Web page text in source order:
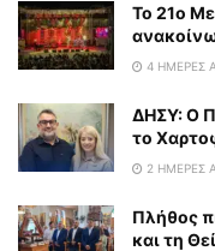
To 21ο
4 ΗΜΈΡΕΣ
ΔΗΣΥ: Ο
το
2 ΗΜΈΡΕΣ
Πλήθος
και τη